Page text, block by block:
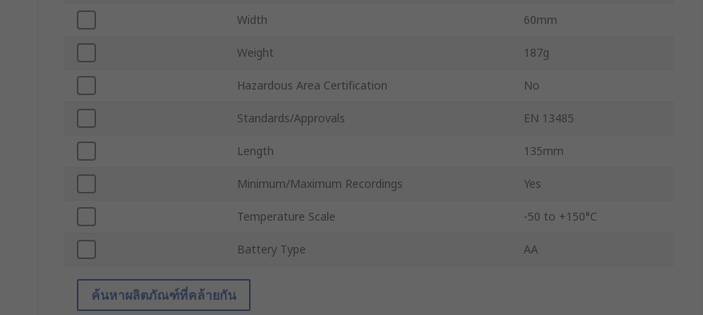
Width 60mm
Weight 187g
Hazardous Area Certification No
Standards/Approvals EN 13485
Length 135mm
Minimum/Maximum Recordings Yes
Temperature Scale -50 to +150°C
Battery Type AA
ค้นหาผลิตภัณฑ์ที่คล้ายกัน